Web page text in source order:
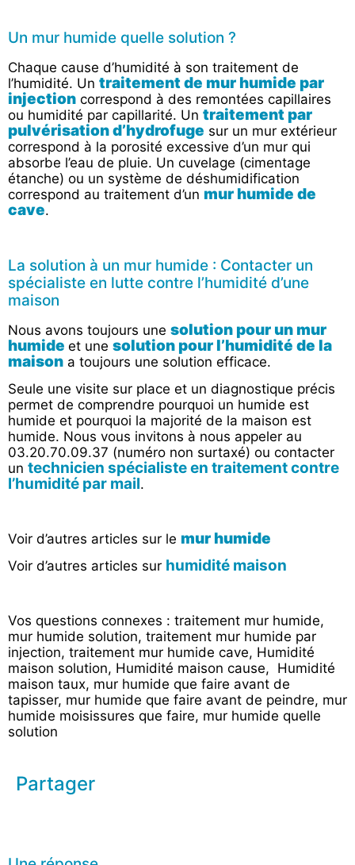
Un mur humide quelle solution ?
Chaque cause d’humidité à son traitement de
l’humidité. Un traitement de mur humide par
injection correspond à des remontées capillaires
ou humidité par capillarité. Un traitement par
pulvérisation d’hydrofuge sur un mur extérieur
correspond à la porosité excessive d’un mur qui
absorbe l’eau de pluie. Un cuvelage (cimentage
étanche) ou un système de déshumidification
correspond au traitement d’un mur humide de
cave.
La solution à un mur humide : Contacter un
spécialiste en lutte contre l’humidité d’une
maison
Nous avons toujours une solution pour un mur
humide et une solution pour l’humidité de la
maison a toujours une solution efficace.
Seule une visite sur place et un diagnostique précis
permet de comprendre pourquoi un humide est
humide et pourquoi la majorité de la maison est
humide. Nous vous invitons à nous appeler au
03.20.70.09.37 (numéro non surtaxé) ou contacter
un technicien spécialiste en traitement contre
l’humidité par mail.
Voir d’autres articles sur le mur humide
Voir d’autres articles sur humidité maison
Vos questions connexes : traitement mur humide,
mur humide solution, traitement mur humide par
injection, traitement mur humide cave, Humidité
maison solution, Humidité maison cause, Humidité
maison taux, mur humide que faire avant de
tapisser, mur humide que faire avant de peindre, mur
humide moisissures que faire, mur humide quelle
solution
Partager